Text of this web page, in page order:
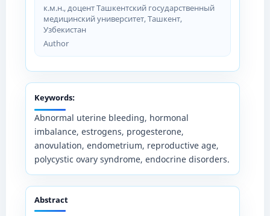
к.м.н., доцент Ташкентский государственный
медицинский университет, Ташкент,
Узбекистан
Author
Keywords:
Abnormal uterine bleeding, hormonal
imbalance, estrogens, progesterone,
anovulation, endometrium, reproductive age,
polycystic ovary syndrome, endocrine disorders.
Abstract